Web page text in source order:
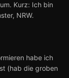
Kurz: Ich bin
NRW.
habe ich
(hab die groben